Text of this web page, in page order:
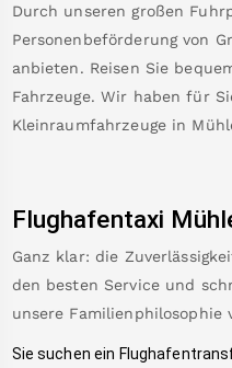
Durch unseren großen
Personenbeförderung von
anbieten. Reisen Sie
Fahrzeuge. Wir haben für
Kleinraumfahrzeuge in
Flughafentaxi
Ganz klar: die
den besten Service und
unsere Familienphilosophie
Sie suchen ein